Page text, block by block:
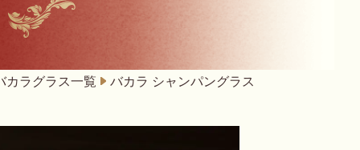
カラグラス一覧 バカラ シャンパングラス